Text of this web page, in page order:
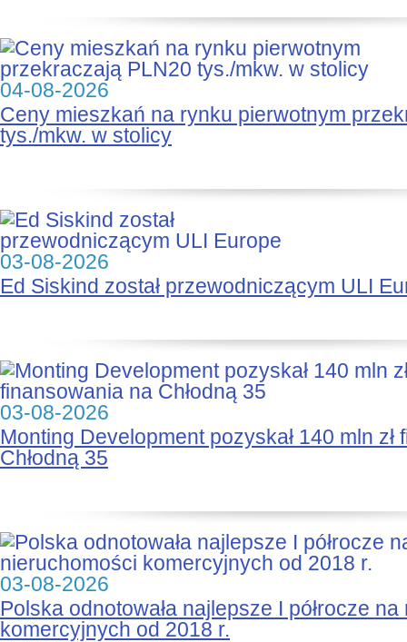
04-08-2026
Ceny mieszkań na rynku pierwotnym
tys./mkw. w stolicy
03-08-2026
Ed Siskind został przewodniczącym ULI
03-08-2026
Monting Development pozyskał 140 mln zł
Chłodną 35
03-08-2026
Polska odnotowała najlepsze I półrocze
komercyjnych od 2018 r.